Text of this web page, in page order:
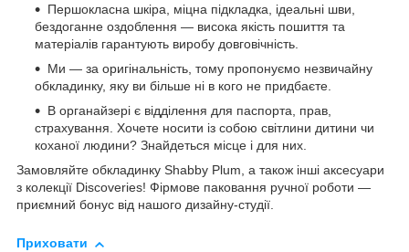
Першокласна шкіра, міцна підкладка, ідеальні шви,
бездоганне оздоблення — висока якість пошиття та
матеріалів гарантують виробу довговічність.
Ми — за оригінальність, тому пропонуємо незвичайну
обкладинку, яку ви більше ні в кого не придбаєте.
В органайзері є відділення для паспорта, прав,
страхування. Хочете носити із собою світлини дитини чи
коханої людини? Знайдеться місце і для них.
Замовляйте обкладинку Shabby Plum, а також інші аксесуари
з колекції Discoveries! Фірмове паковання ручної роботи —
приємний бонус від нашого дизайну-студії.
Приховати